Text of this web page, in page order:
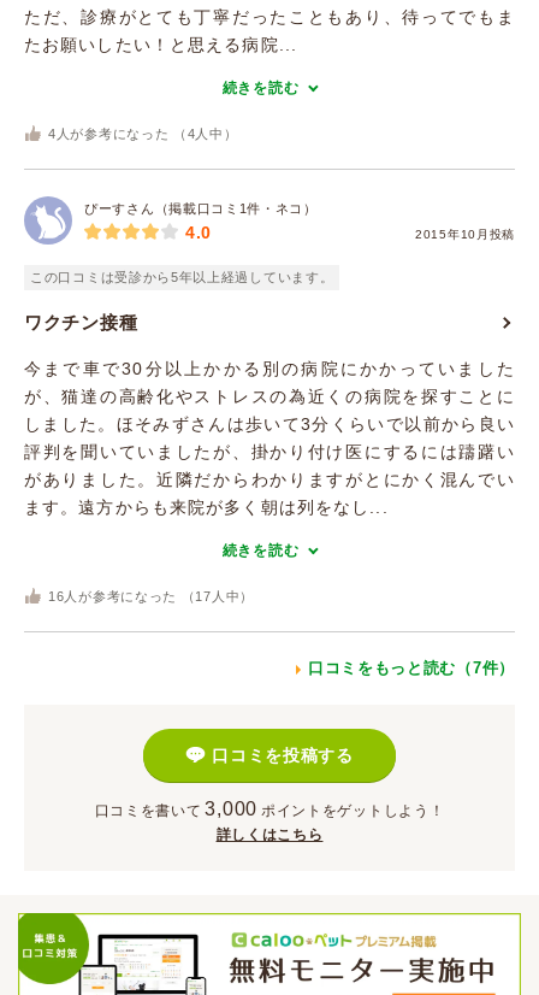
ただ、診療がとても丁寧だったこともあり、待ってでもま
たお願いしたい！と思える病院...
続きを読む
4 人が参考になった （ 4 人中）
ぴーすさん（掲載口コミ1件・ネコ）
2015年10月投稿
4.0
この口コミは受診から5年以上経過しています。
ワクチン接種
今まで車で30分以上かかる別の病院にかかっていました
が、猫達の高齢化やストレスの為近くの病院を探すことに
しました。ほそみずさんは歩いて3分くらいで以前から良い
評判を聞いていましたが、掛かり付け医にするには躊躇い
がありました。近隣だからわかりますがとにかく混んでい
ます。遠方からも来院が多く朝は列をなし...
続きを読む
16 人が参考になった （ 17 人中）
口コミをもっと読む（7件）
口コミを投稿する
口コミを書いて 3,000 ポイント をゲットしよう！
詳しくはこちら